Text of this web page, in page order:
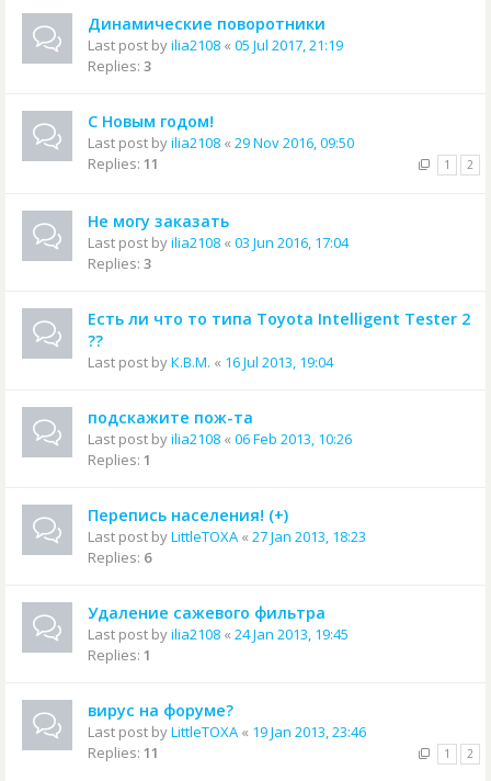
Динамические поворотники
Last post byilia2108 « 05 Jul 2017, 21:19
Replies: 3
С Новым годом!
Last post byilia2108 « 29 Nov 2016, 09:50
Replies: 11 1 2
Не могу заказать
Last post byilia2108 « 03 Jun 2016, 17:04
Replies: 3
Есть ли что то типа Toyota Intelligent Tester 2
??
Last post byК.В.М. « 16 Jul 2013, 19:04
подскажите пож-та
Last post byilia2108 « 06 Feb 2013, 10:26
Replies: 1
Перепись населения! (+)
Last post byLittleTOXA « 27 Jan 2013, 18:23
Replies: 6
Удаление сажевого фильтра
Last post byilia2108 « 24 Jan 2013, 19:45
Replies: 1
вирус на форуме?
Last post byLittleTOXA « 19 Jan 2013, 23:46
Replies: 11 1 2